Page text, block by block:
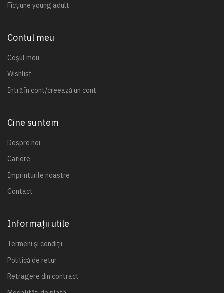
Ficțiune young adult
Contul meu
Coșul meu
Wishlist
Intră în cont/creează un cont
Cine suntem
Despre noi
Cariere
Imprinturile noastre
Contact
Informații utile
Termeni și condiții
Politică de retur
Retragere din contract